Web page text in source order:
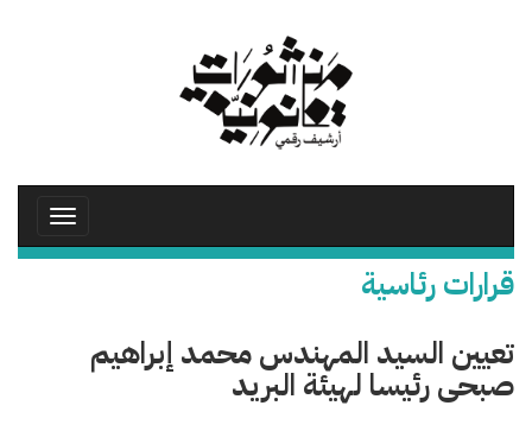
Toggle
قرارات رئاسية
تعيين السيد المهندس محمد إبراهيم
صبحى رئيسا لهيئة البريد